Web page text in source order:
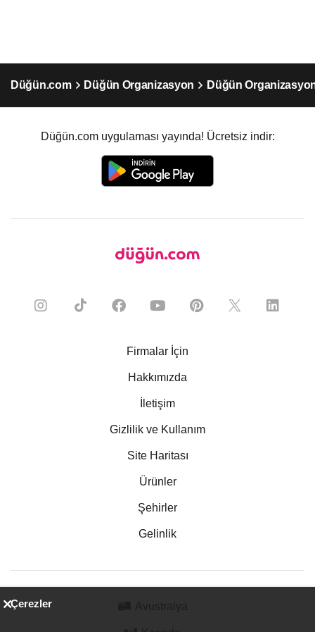
Düğün.com Düğün Organizasyon Düğün
Düğün.com uygulaması yayında! Ücretsiz indir:
Firmalar İçin
Hakkımızda
İletişim
Gizlilik ve Kullanım
Site Haritası
Ürünler
Şehirler
Gelinlik
Çerezler